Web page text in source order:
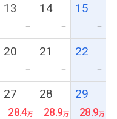
13
ー
14
ー
15
ー
20
ー
21
ー
22
ー
27
28.4
28
28.9
29
28.9